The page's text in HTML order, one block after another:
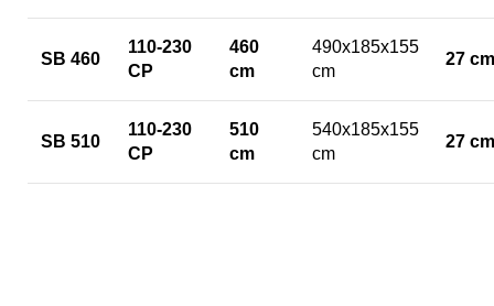
SB 460
110-230
CP
460
cm
490x185x155
cm
27 cm
SB 510
110-230
CP
510
cm
540x185x155
cm
27 cm